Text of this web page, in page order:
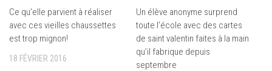
Ce qu’elle parvient à réaliser
avec ces vieilles chaussettes
est trop mignon!
18 FÉVRIER 2016
Un élève anonyme surprend
toute l’école avec des cartes
de saint valentin faites à la main
qu’il fabrique depuis
septembre